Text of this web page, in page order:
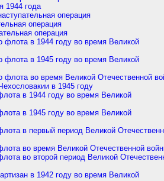
1944 года
операция
операция
операция
флота в 1944 году во время Великой
флота в 1945 году во время Великой
флота во время Великой Отечественной
в 1945 году
в 1944 году во время Великой
в 1945 году во время Великой
в первый период Великой
во время Великой Отечественной
во второй период Великой
в 1942 году во время Великой